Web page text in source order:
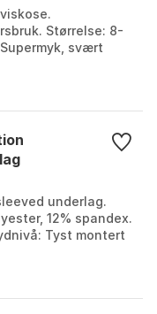
Størrelse: 8-
svært
underlag.
12% spandex.
Tyst montert